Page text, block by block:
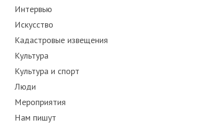
Интервью
Искусство
Кадастровые извещения
Культура
Культура и спорт
Люди
Мероприятия
Нам пишут